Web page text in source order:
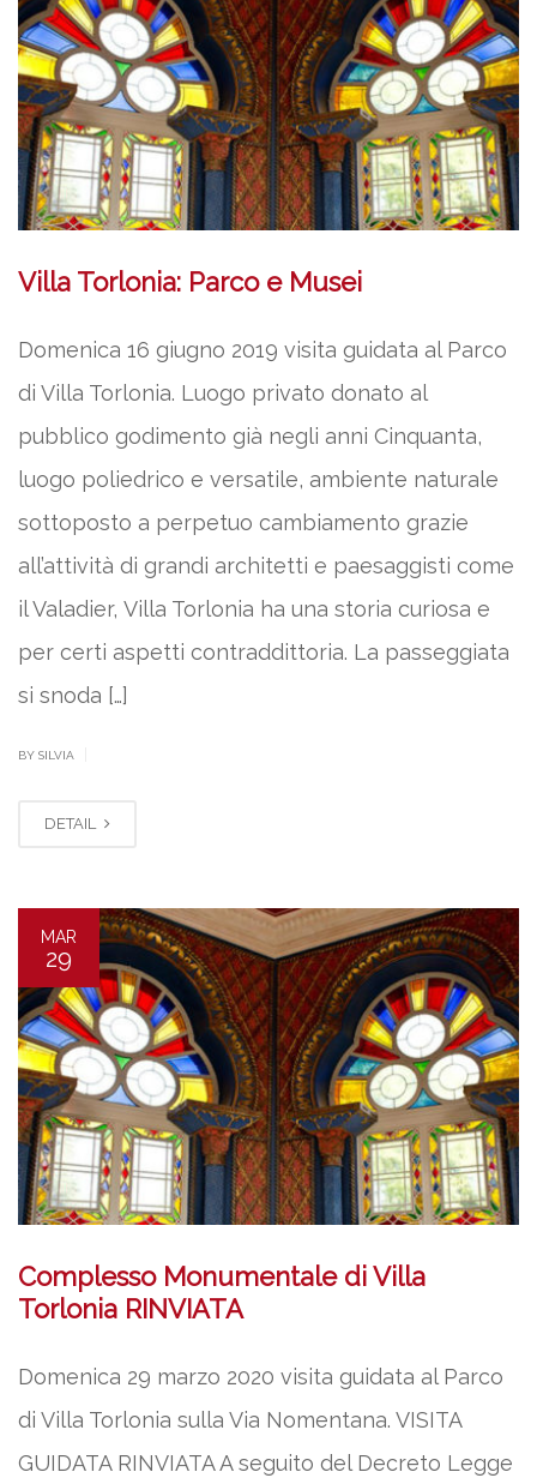
Villa Torlonia: Parco e Musei
Domenica 16 giugno 2019 visita guidata al Parco
di Villa Torlonia. Luogo privato donato al
pubblico godimento già negli anni Cinquanta,
luogo poliedrico e versatile, ambiente naturale
sottoposto a perpetuo cambiamento grazie
all’attività di grandi architetti e paesaggisti come
il Valadier, Villa Torlonia ha una storia curiosa e
per certi aspetti contraddittoria. La passeggiata
si snoda […]
BY SILVIA
DETAIL
MAR
29
Complesso Monumentale di Villa
Torlonia RINVIATA
Domenica 29 marzo 2020 visita guidata al Parco
di Villa Torlonia sulla Via Nomentana. VISITA
GUIDATA RINVIATA A seguito del Decreto Legge